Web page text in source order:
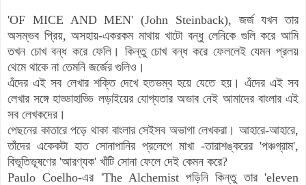
'OF MICE AND MEN' (John Steinback), জর্জ যখন তার
অসম্ভব প্রিয়, অসহায়-একরকম মাথায় খাটো বন্ধু লেনিকে গুলি করে আমি
তখন চোখ বন্ধ করে ফেলি। কিন্তু চোখ বন্ধ করে ফেললেই যেমন প্রলয়
থেমে থাকে না তেমনি জর্জের গুলিও।
এঁদের এই সব লেখার শক্তি দেখে হতভম্ব হয়ে যেতে হয়। এঁদের এই সব
লেখার সঙ্গে হাড্ডাহাড্ডি লড়াইয়ের যোগ্যতার অভাব নেই আমাদের বাংলার এই
সব লেখকদের।
পেছনের কাতারে পড়ে থাকা বাংলার সেইসব অভাগা লেখকরা। আহারে-আহারে,
তাঁদের একেকটা হাত সোনাপানির প্রলেপে মাখা -তারাশঙ্করের 'পঞ্চগ্রাম',
বিভূতিভূষণের 'আরণ্যক' খাঁটি সোনা ফেলে দেই কেমন করে?
Paulo Coelho-এর 'The Alchemistপড়িনি কিন্তু তার 'eleven